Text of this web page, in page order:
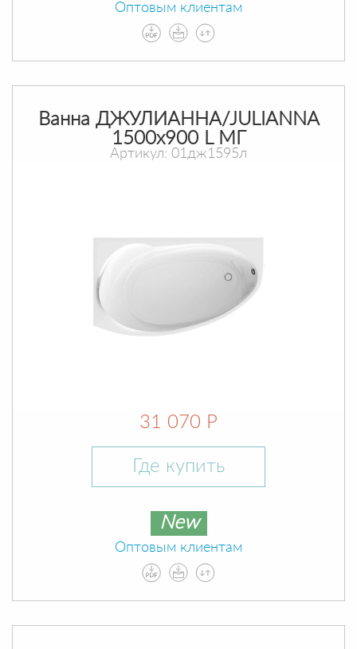
Оптовым клиентам
Ванна ДЖУЛИАННА/JULIANNA
1500х900 L МГ
Артикул: 01дж1595л
31 070 Р
Где купить
New
Оптовым клиентам